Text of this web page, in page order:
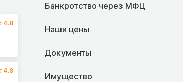
4.8
4.8
Банкротство через МФЦ
Наши цены
Документы
Имущество